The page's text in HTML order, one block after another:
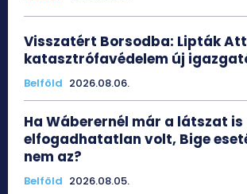
Visszatért Borsodba: Lipták
katasztrófavédelem új
Belföld 2026.08.06.
Ha Wáberernél már a látszat is
elfogadhatatlan volt, Bige
nem az?
Belföld 2026.08.05.